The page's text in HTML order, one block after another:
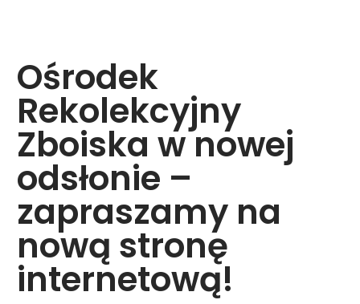
Ośrodek
Rekolekcyjny
Zboiska w nowej
odsłonie –
zapraszamy na
nową stronę
internetową!